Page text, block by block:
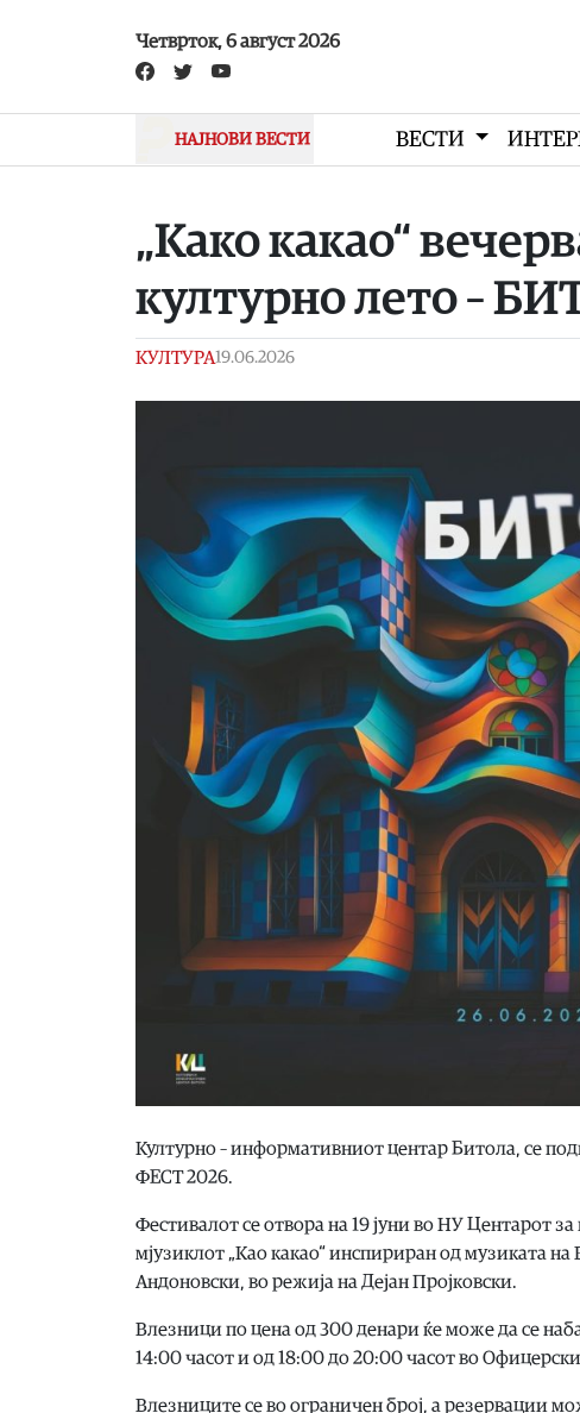
Четврток, 6 август 2026
НАЈНОВИ ВЕСТИ ВЕСТИ
„Како какао“
културно лето –
КУЛТУРА19.06.2026
Културно – информативниот центар Битола, се
ФЕСТ 2026.
Фестивалот се отвора на 19 јуни во НУ Центарот
мјузиклот „Као какао“ инспириран од музиката
Андоновски, во режија на Дејан Пројковски.
Влезници по цена од 300 денари ќе може да се
14:00 часот и од 18:00 до 20:00 часот во
Влезниците се во ограничен број, а резервации